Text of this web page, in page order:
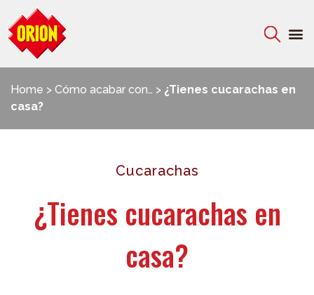
Home > Cómo acabar con… > ¿Tienes cucarachas en
casa?
Cucarachas
¿Tienes cucarachas en
casa?